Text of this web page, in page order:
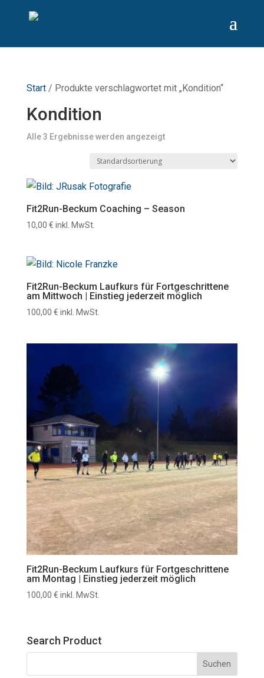
Start/ Produkte verschlagwortet mit „Kondition“
Kondition
Alle 3 Ergebnisse werden angezeigt
Fit2Run-Beckum Coaching – Season
10,00 € inkl. MwSt.
Fit2Run-Beckum Laufkurs für Fortgeschrittene
am Mittwoch | Einstieg jederzeit möglich
100,00 € inkl. MwSt.
Fit2Run-Beckum Laufkurs für Fortgeschrittene
am Montag | Einstieg jederzeit möglich
100,00 € inkl. MwSt.
Search Product